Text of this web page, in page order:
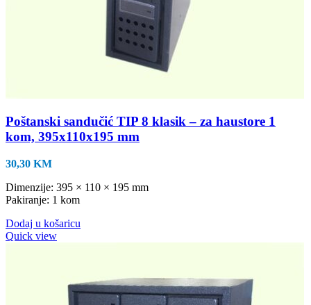
Poštanski sandučić TIP 8 klasik – za haustore 1
kom, 395x110x195 mm
30,30 KM
Dimenzije: 395 × 110 × 195 mm
Pakiranje: 1 kom
Dodaj u košaricu
Quick view